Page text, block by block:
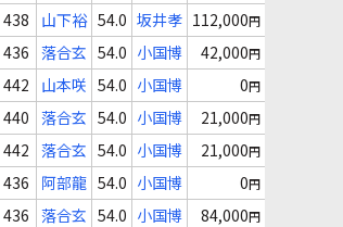
438 山下裕 54.0 坂井孝 112,000円
436 落合玄 54.0 小国博 42,000円
442 山本咲 54.0 小国博 0円
440 落合玄 54.0 小国博 21,000円
442 落合玄 54.0 小国博 21,000円
436 阿部龍 54.0 小国博 0円
436 落合玄 54.0 小国博 84,000円